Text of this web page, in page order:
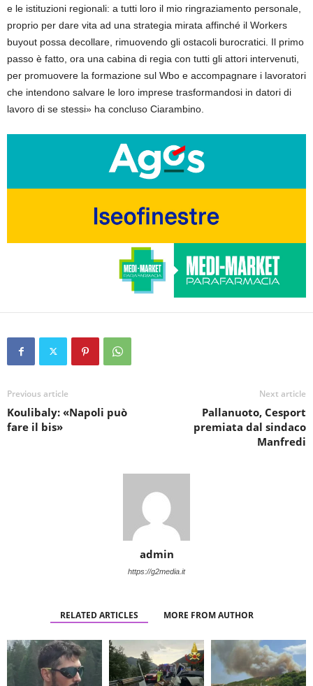
e le istituzioni regionali: a tutti loro il mio ringraziamento personale,
proprio per dare vita ad una strategia mirata affinché il Workers
buyout possa decollare, rimuovendo gli ostacoli burocratici. Il primo
passo è fatto, ora una cabina di regia con tutti gli attori intervenuti,
per promuovere la formazione sul Wbo e accompagnare i lavoratori
che intendono salvare le loro imprese trasformandosi in datori di
lavoro di se stessi» ha concluso Ciarambino.
Previous article
Koulibaly: «Napoli può
fare il bis»
Next article
Pallanuoto, Cesport
premiata dal sindaco
Manfredi
admin
https://g2media.it
RELATED ARTICLES MORE FROM AUTHOR